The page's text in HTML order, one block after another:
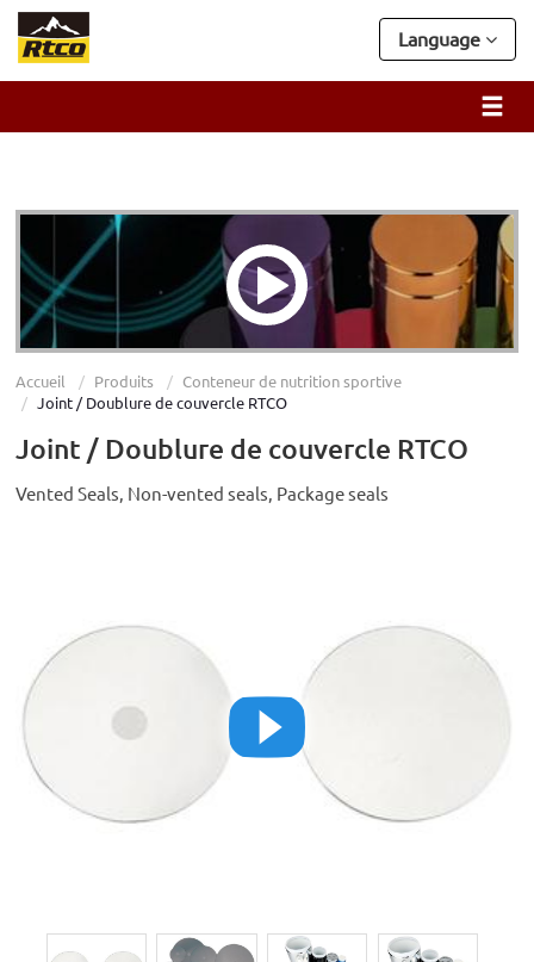
Language
Accueil Produits
Conteneur de nutrition sportive
Joint / Doublure de couvercle RTCO
Joint / Doublure de couvercle RTCO
Vented Seals, Non-vented seals, Package seals